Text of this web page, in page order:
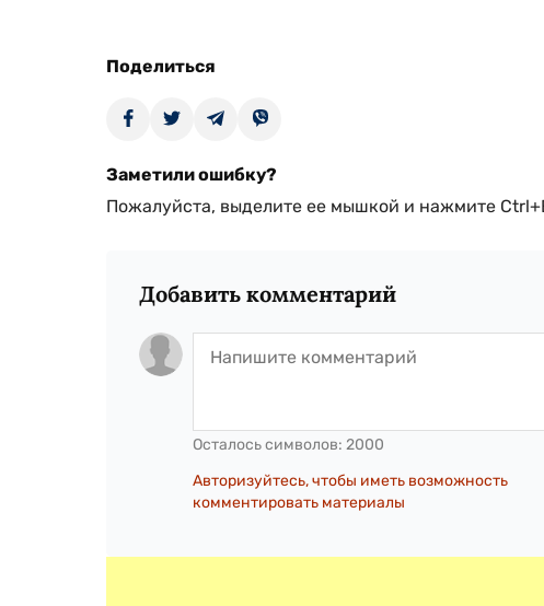
Поделиться
Заметили ошибку?
Пожалуйста, выделите ее мышкой и нажмите
Добавить комментарий
Осталось символов: 2000
Авторизуйтесь, чтобы иметь возможность
комментировать материалы